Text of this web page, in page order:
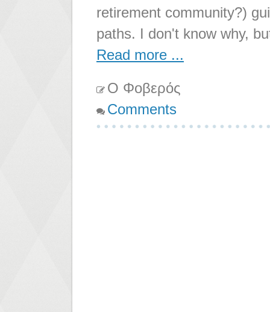
retirement community?)
paths. I don't know why,
Read more ...
Ο Φοβερός
Comments